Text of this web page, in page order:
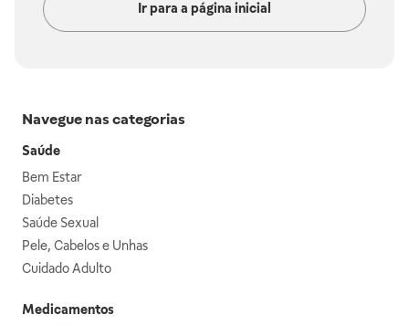
Ir para a página inicial
Navegue nas categorias
Saúde
Bem Estar
Diabetes
Saúde Sexual
Pele, Cabelos e Unhas
Cuidado Adulto
Medicamentos